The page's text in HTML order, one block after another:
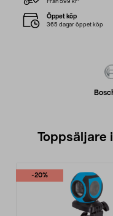
Från 599 kr*
Öppet köp
365 dagar öppet köp
Toppsäljare
-20%